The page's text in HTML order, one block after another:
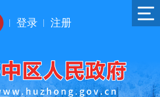
登录 注册